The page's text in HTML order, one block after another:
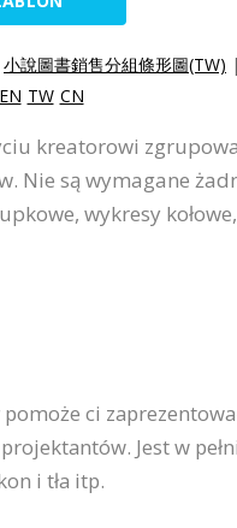
小說圖書銷售分組條形圖(TW)
EN TW CN
kreatorowi
Nie są wymagane
wykresy
ci
Jest w
i tła itp.